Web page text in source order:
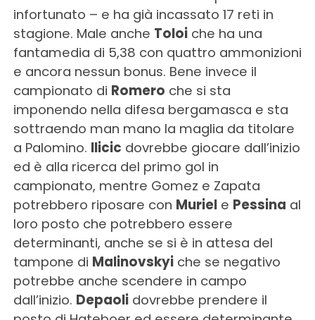
infortunato – e ha già incassato 17 reti in
stagione. Male anche Toloiche ha una
fantamedia di 5,38 con quattro ammonizioni
e ancora nessun bonus. Bene invece il
campionato di Romero che si sta
imponendo nella difesa bergamasca e sta
sottraendo man mano la maglia da titolare
a Palomino. Ilicic dovrebbe giocare dall’inizio
ed è alla ricerca del primo gol in
campionato, mentre Gomez e Zapata
potrebbero riposare con Muriele Pessina al
loro posto che potrebbero essere
determinanti, anche se si è in attesa del
tampone di Malinovskyiche se negativo
potrebbe anche scendere in campo
dall’inizio. Depaolidovrebbe prendere il